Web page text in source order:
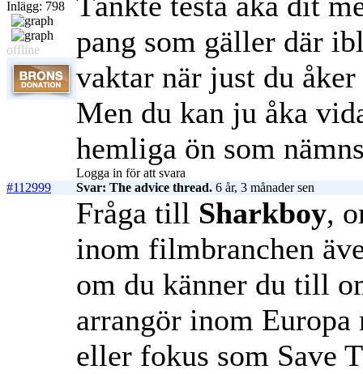
Inlägg: 798
offline
pang som gäller där
vaktar när just du
Men du kan ju åka
hemliga ön som
Logga in för att svara
#112999
Svar: The advice thread. 6 år, 3 månader sen
Fråga till Sharkboy,
inom filmbranchen
om du känner du till
arrangör inom
eller fokus som Save